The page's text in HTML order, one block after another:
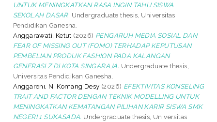
UNTUK MENINGKATKAN RASA INGIN TAHU SISWA
SEKOLAH DASAR. Undergraduate thesis, Universitas
Pendidikan Ganesha.
Anggarawati, Ketut (2026) PENGARUH MEDIA SOSIAL DAN
FEAR OF MISSING OUT (FOMO) TERHADAP KEPUTUSAN
PEMBELIAN PRODUK FASHION PADA KALANGAN
GENERASI Z DI KOTA SINGARAJA. Undergraduate thesis,
Universitas Pendidikan Ganesha.
Anggareni, Ni Komang Desy (2026) EFEKTIVITAS KONSELING
TRAIT AND FACTOR DENGAN TEKNIK MODELLING UNTUK
MENINGKATKAN KEMATANGAN PILIHAN KARIR SISWA SMK
NEGERI 1 SUKASADA. Undergraduate thesis, Universitas